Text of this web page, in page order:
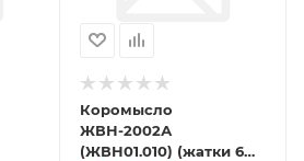
Коромысло
ЖВН-2002А
(ЖВН01.010) (жатки 6